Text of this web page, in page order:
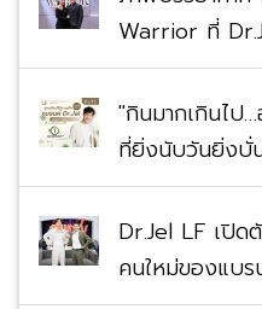
Warrior ที่
"กินมากเกินไป
ที่ยิ่งนับวันยิ่งบั่
Dr.Jel LF เปิ
คนใหม่ของแบร